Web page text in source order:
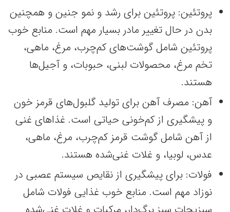
پروتئین: پروتئین برای رشد و نمو جنین و همچنین
بدن در حال تغییر مادر بسیار مهم است. منابع خوب
پروتئین شامل گوشت‌های کم‌چرب، مرغ، ماهی،
تخم مرغ، محصولات لبنی، حبوبات، و آجیل‌ها
هستند.
آهن: مصرف آهن برای تولید گلبول‌های قرمز خون
و پیشگیری از کم‌خونی حیاتی است. غذاهای غنی
از آهن شامل گوشت قرمز کم‌چرب، مرغ، ماهی،
عدس، لوبیا، و غلات غنی‌شده هستند.
فولات: برای پیشگیری از نقایص سیستم عصبی در
نوزاد مهم است. منابع خوب غذایی فولات شامل